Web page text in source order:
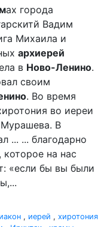
ах города
Вадим
Михаила и
архиерей
в Ново-Ленино.
своим
. Во время
во иереи
В
... ... благодарно
на нас
«если бы вы были
, иерей , хиротония